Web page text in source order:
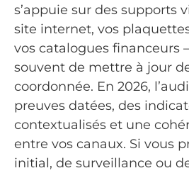
s’appuie sur des supports
site internet, vos
vos catalogues financeurs
souvent de mettre à jour
coordonnée. En 2026,
preuves datées, des
contextualisés et une
entre vos canaux. Si vous
initial, de surveillance ou